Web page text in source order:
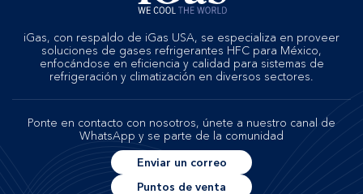
iGas, con respaldo de iGas USA, se especializa en proveer
soluciones de gases refrigerantes HFC para México,
enfocándose en eficiencia y calidad para sistemas de
refrigeración y climatización en diversos sectores.
Ponte en contacto con nosotros, únete a nuestro canal de
WhatsApp y se parte de la comunidad
Enviar un correo
Puntos de venta